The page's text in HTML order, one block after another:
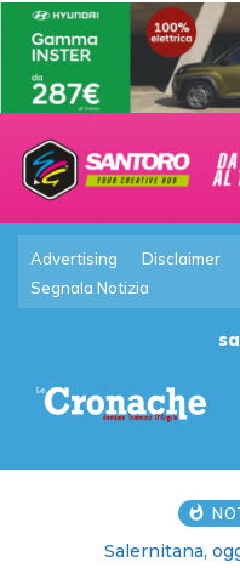
Advertising Disclaimer
Segnala Notizia
Salernitana, oggi